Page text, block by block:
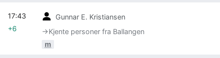
Gunnar E. Kristiansen
→‎Kjente personer fra Ballangen
m
17:43
+6